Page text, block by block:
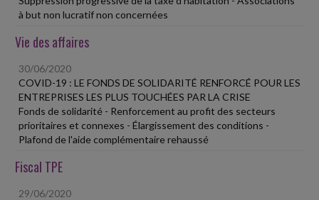
à but non lucratif non concernées
Vie des affaires
30/06/2020
COVID-19 : LE FONDS DE SOLIDARITÉ RENFORCÉ POUR LES
ENTREPRISES LES PLUS TOUCHÉES PAR LA CRISE
Fonds de solidarité - Renforcement au profit des secteurs
prioritaires et connexes - Élargissement des conditions -
Plafond de l'aide complémentaire rehaussé
Fiscal TPE
29/06/2020